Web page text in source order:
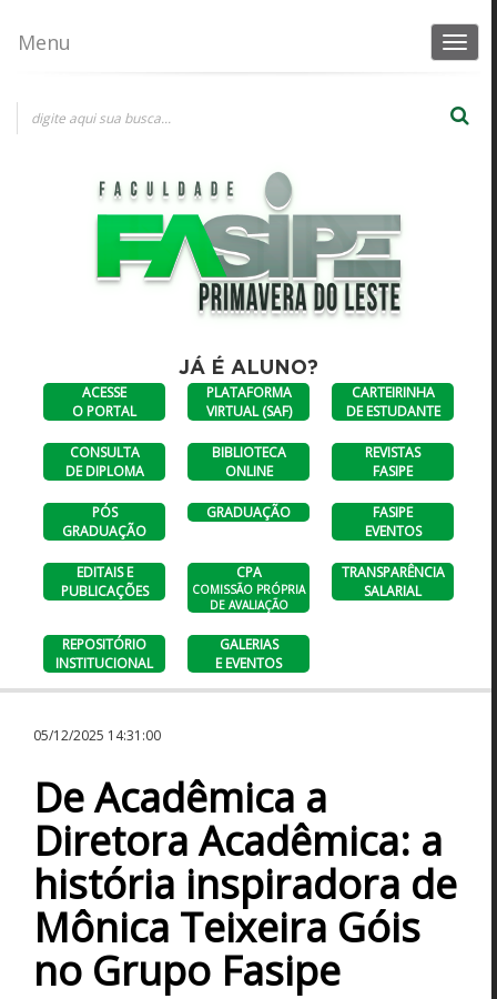
Toggle
Menu
JÁ É ALUNO?
ACESSE
O PORTAL
PLATAFORMA
VIRTUAL (SAF)
CARTEIRINHA
DE ESTUDANTE
CONSULTA
DE DIPLOMA
BIBLIOTECA
ONLINE
REVISTAS
FASIPE
PÓS
GRADUAÇÃO
GRADUAÇÃO
FASIPE
EVENTOS
EDITAIS E
PUBLICAÇÕES
CPA
COMISSÃO PRÓPRIA
DE AVALIAÇÃO
TRANSPARÊNCIA
SALARIAL
REPOSITÓRIO
INSTITUCIONAL
GALERIAS
E EVENTOS
Consultas a diplomas
DIPLOMAS
ANTERIORES A
JULHO DE 2023
CONSULTA AO
DIPLOMA
DIGITAL
05/12/2025 14:31:00
De Acadêmica a
Diretora Acadêmica: a
história inspiradora de
Mônica Teixeira Góis
no Grupo Fasipe